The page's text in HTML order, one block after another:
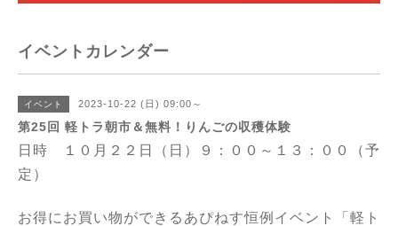
イベントカレンダー
イベント 2023-10-22 (日) 09:00～
第25回 軽トラ朝市＆無料！りんごの収穫体験
日時 １０月２２日（日）９：００～１３：００（予
定）
お得にお買い物ができるあぴねす恒例イベント「軽ト